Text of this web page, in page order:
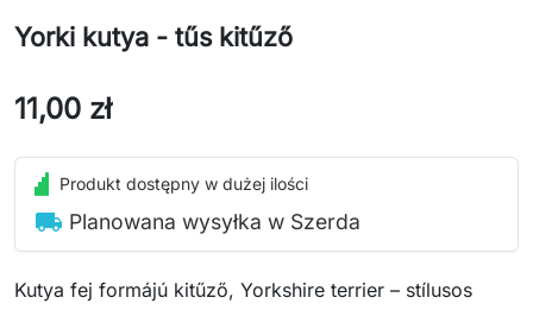
Yorki kutya - tűs kitűző
11,00 zł
Produkt dostępny w dużej ilości
local_shipping Planowana wysyłka w Szerda
Kutya fej formájú kitűző, Yorkshire terrier – stílusos